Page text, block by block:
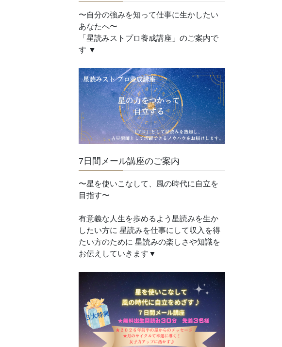
〜自分の強みを知って仕事に生かしたい
あなたへ〜
「星読みストプロ養成講座」のご案内で
す ▼
7日間メール講座のご案内
〜星を使いこなして、風の時代に自立を
目指す〜
有意義な人生を歩めるよう星読みを生か
したい方に 星読みを仕事にして収入を得
たい方のために 星読みの楽しさや知識を
お伝えしていきます▼